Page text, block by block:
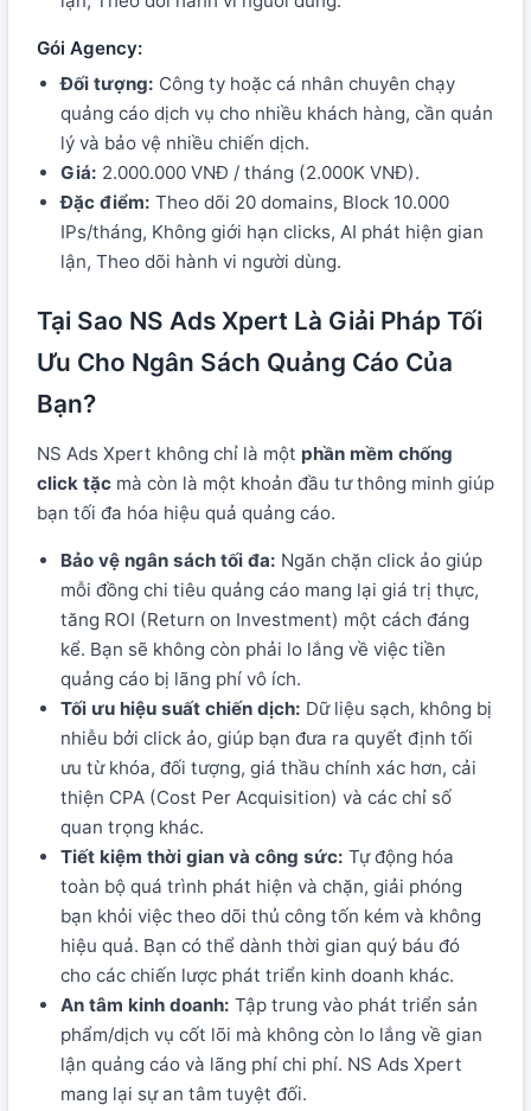
Gói Agency:
Đối tượng: Công ty hoặc cá nhân chuyên chạy
quảng cáo dịch vụ cho nhiều khách hàng, cần quản
lý và bảo vệ nhiều chiến dịch.
Giá: 2.000.000 VNĐ / tháng (2.000K VNĐ).
Đặc điểm: Theo dõi 20 domains, Block 10.000
IPs/tháng, Không giới hạn clicks, AI phát hiện gian
lận, Theo dõi hành vi người dùng.
Tại Sao NS Ads Xpert Là Giải Pháp Tối
Ưu Cho Ngân Sách Quảng Cáo Của
Bạn?
NS Ads Xpert không chỉ là một phần mềm chống
click tặc mà còn là một khoản đầu tư thông minh giúp
bạn tối đa hóa hiệu quả quảng cáo.
Bảo vệ ngân sách tối đa: Ngăn chặn click ảo giúp
mỗi đồng chi tiêu quảng cáo mang lại giá trị thực,
tăng ROI (Return on Investment) một cách đáng
kể. Bạn sẽ không còn phải lo lắng về việc tiền
quảng cáo bị lãng phí vô ích.
Tối ưu hiệu suất chiến dịch: Dữ liệu sạch, không bị
nhiễu bởi click ảo, giúp bạn đưa ra quyết định tối
ưu từ khóa, đối tượng, giá thầu chính xác hơn, cải
thiện CPA (Cost Per Acquisition) và các chỉ số
quan trọng khác.
Tiết kiệm thời gian và công sức: Tự động hóa
toàn bộ quá trình phát hiện và chặn, giải phóng
bạn khỏi việc theo dõi thủ công tốn kém và không
hiệu quả. Bạn có thể dành thời gian quý báu đó
cho các chiến lược phát triển kinh doanh khác.
An tâm kinh doanh: Tập trung vào phát triển sản
phẩm/dịch vụ cốt lõi mà không còn lo lắng về gian
lận quảng cáo và lãng phí chi phí. NS Ads Xpert
mang lại sự an tâm tuyệt đối.